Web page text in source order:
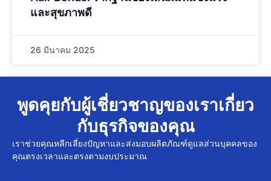
และสุขภาพดี
26 มีนาคม 2025
พูดคุยกับผู้เชี่ยวชาญของเราเกี่ยว
กับธุรกิจของคุณ
เราช่วยคุณหลีกเลี่ยงปัญหาและส่งมอบผลิตภัณฑ์ดูแลส่วนบุคคลของ
คุณตรงเวลาและตรงตามงบประมาณ